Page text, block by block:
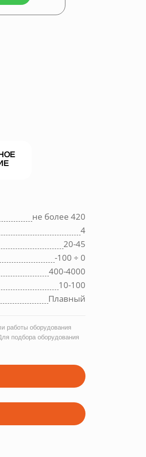
не более 420
4
20-45
-100 ÷ 0
400-4000
10-100
Плавный
работы оборудования
подбора оборудования